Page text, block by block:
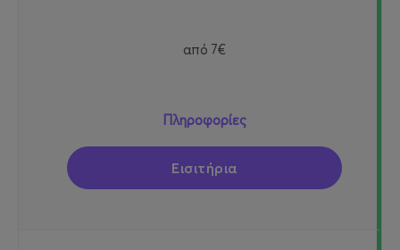
από 7€
Πληροφορίες
Εισιτήρια